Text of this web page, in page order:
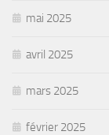
mai 2025
avril 2025
mars 2025
février 2025